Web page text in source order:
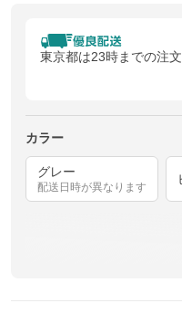
東京都は23時までの注
カラー
グレー
配送日時が異なります